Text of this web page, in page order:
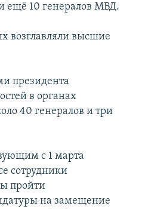
STANDARTLARIMIZ
ещё 10 генералов МВД.
возглавляли высшие
президента
в органах
40 генералов и три
с 1 марта
сотрудники
пройти
на замещение